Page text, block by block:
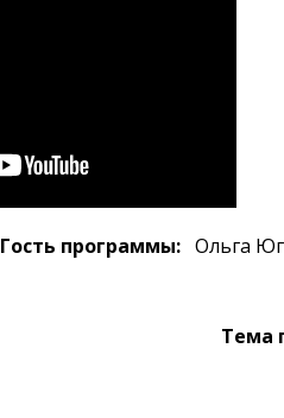
Гость программы: Ольга
Тема